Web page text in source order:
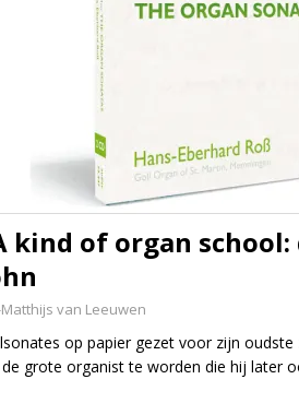
A kind of organ
Matthijs van Leeuwen
op papier gezet voor zijn
grote organist te worden die hij later